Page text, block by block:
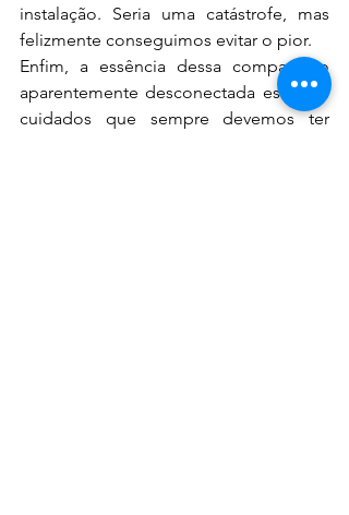
instalação. Seria uma catástrofe, mas
felizmente conseguimos evitar o pior.
Enfim, a essência dessa comparação
aparentemente desconectada está nos
cuidados que sempre devemos ter